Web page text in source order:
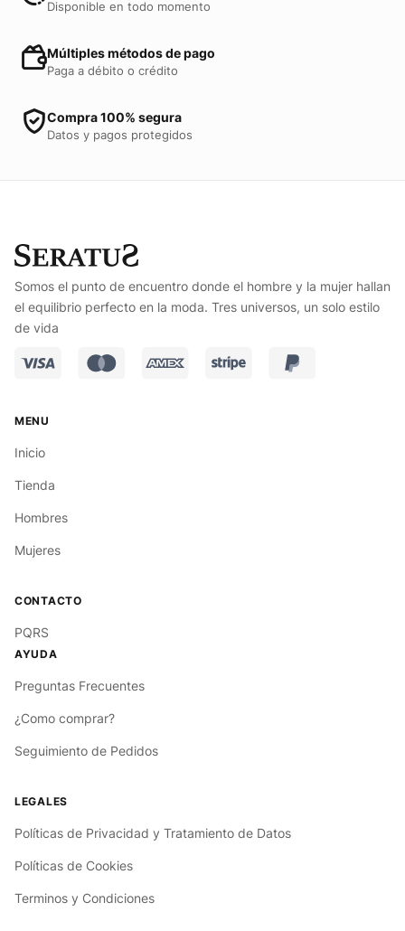
Disponible en todo momento
Múltiples métodos de pago
Paga a débito o crédito
Compra 100% segura
Datos y pagos protegidos
Somos el punto de encuentro donde el hombre y la mujer hallan
el equilibrio perfecto en la moda. Tres universos, un solo estilo
de vida
Inicio
Tienda
Hombres
Mujeres
PQRS
Preguntas Frecuentes
¿Como comprar?
Seguimiento de Pedidos
Políticas de Privacidad y Tratamiento de Datos
Políticas de Cookies
Terminos y Condiciones